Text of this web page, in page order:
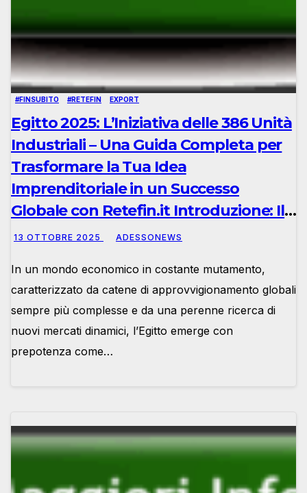
#FINSUBITO #RETEFIN EXPORT
Egitto 2025: L’Iniziativa delle 386 Unità
Industriali – Una Guida Completa per
Trasformare la Tua Idea
Imprenditoriale in un Successo
Globale con Retefin.it Introduzione: Il
Nuovo Orizzonte Manifatturiero
#Finsubito – Finsubito – #Adessonews
– #Adessonews – #Finsubito –
Adessonews
13 OTTOBRE 2025 ADESSONEWS
In un mondo economico in costante mutamento,
caratterizzato da catene di approvvigionamento globali
sempre più complesse e da una perenne ricerca di
nuovi mercati dinamici, l’Egitto emerge con
prepotenza come…